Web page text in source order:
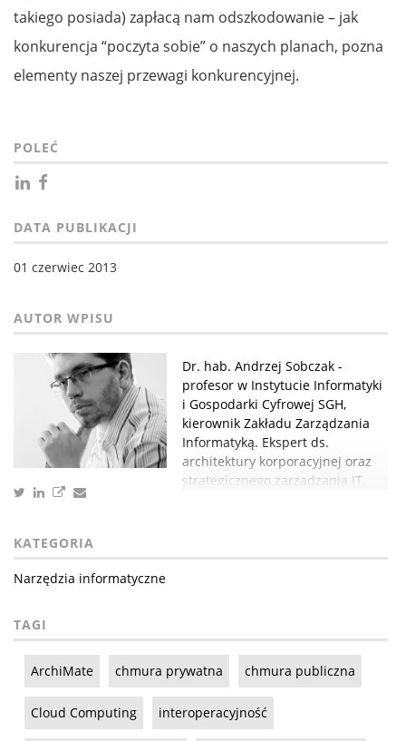
takiego posiada) zapłacą nam odszkodowanie – jak
konkurencja “poczyta sobie” o naszych planach, pozna
elementy naszej przewagi konkurencyjnej.
POLEĆ
DATA PUBLIKACJI
01 czerwiec 2013
Dr. hab. Andrzej Sobczak -
profesor w Instytucie Informatyki
i Gospodarki Cyfrowej SGH,
kierownik Zakładu Zarządzania
Informatyką. Ekspert ds.
architektury korporacyjnej oraz
strategicznego zarządzania IT.
KATEGORIA
Narzędzia informatyczne
TAGI
ArchiMate chmura prywatna chmura publiczna
Cloud Computing interoperacyjność